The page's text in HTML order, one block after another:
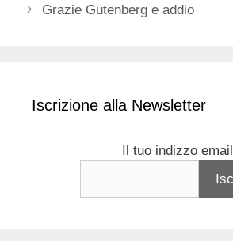
Grazie Gutenberg e addio
Iscrizione alla Newsletter
Il tuo indizzo email